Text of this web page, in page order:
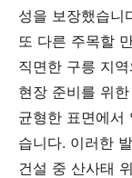
성을 보장했습니
또 다른 주목할
직면한 구릉 지
현장 준비를 위
균형한 표면에서
습니다. 이러한
건설 중 산사태